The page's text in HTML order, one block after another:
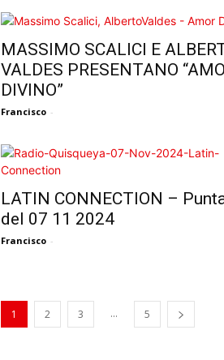
MASSIMO SCALICI E
VALDES PRESENTANO
DIVINO”
Francisco -
LATIN CONNECTION –
del 07 11 2024
Francisco -
1 2 3 ... 5